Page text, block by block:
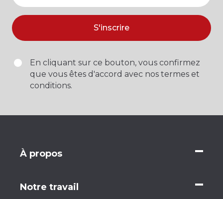
S'inscrire
En cliquant sur ce bouton, vous confirmez
que vous êtes d'accord avec nos termes et
conditions.
À propos
Notre travail